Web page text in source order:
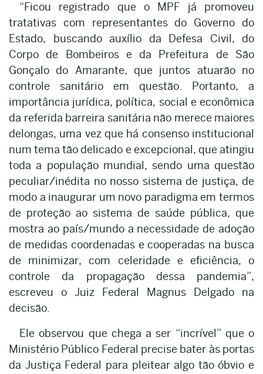
“Ficou registrado que o MPF já promoveu
tratativas com representantes do Governo do
Estado, buscando auxílio da Defesa Civil, do
Corpo de Bombeiros e da Prefeitura de São
Gonçalo do Amarante, que juntos atuarão no
controle sanitário em questão. Portanto, a
importância jurídica, política, social e econômica
da referida barreira sanitária não merece maiores
delongas, uma vez que há consenso institucional
num tema tão delicado e excepcional, que atingiu
toda a população mundial, sendo uma questão
peculiar/inédita no nosso sistema de justiça, de
modo a inaugurar um novo paradigma em termos
de proteção ao sistema de saúde pública, que
mostra ao país/mundo a necessidade de adoção
de medidas coordenadas e cooperadas na busca
de minimizar, com celeridade e eficiência, o
controle da propagação dessa pandemia”,
escreveu o Juiz Federal Magnus Delgado na
decisão.
Ele observou que chega a ser “incrível” que o
Ministério Público Federal precise bater às portas
da Justiça Federal para pleitear algo tão óbvio e